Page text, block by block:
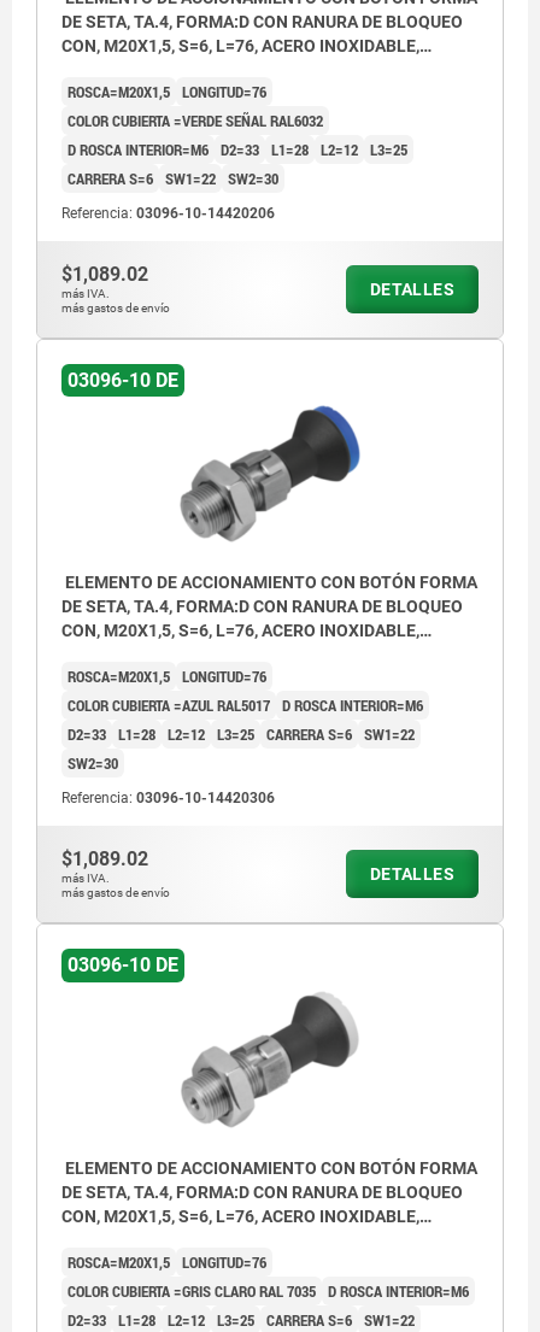
DE SETA, TA.4, FORMA:D CON RANURA DE BLOQUEO
CON, M20X1,5, S=6, L=76, ACERO INOXIDABLE,
CUBIERTA:VERDE RAL6032
ROSCA=M20X1,5 LONGITUD=76
COLOR CUBIERTA =VERDE SEÑAL RAL6032
D ROSCA INTERIOR=M6 D2=33 L1=28 L2=12 L3=25
CARRERA S=6 SW1=22 SW2=30
Referencia: 03096-10-14420206
$1,089.02
más IVA.
más gastos de envío
DETALLES
03096-10 DE
ELEMENTO DE ACCIONAMIENTO CON BOTÓN FORMA
DE SETA, TA.4, FORMA:D CON RANURA DE BLOQUEO
CON, M20X1,5, S=6, L=76, ACERO INOXIDABLE,
CUBIERTA:AZUL RAL5017
ROSCA=M20X1,5 LONGITUD=76
COLOR CUBIERTA =AZUL RAL5017 D ROSCA INTERIOR=M6
D2=33 L1=28 L2=12 L3=25 CARRERA S=6 SW1=22
SW2=30
Referencia: 03096-10-14420306
$1,089.02
más IVA.
más gastos de envío
DETALLES
03096-10 DE
ELEMENTO DE ACCIONAMIENTO CON BOTÓN FORMA
DE SETA, TA.4, FORMA:D CON RANURA DE BLOQUEO
CON, M20X1,5, S=6, L=76, ACERO INOXIDABLE,
CUBIERTA:GRIS RAL7035
ROSCA=M20X1,5 LONGITUD=76
COLOR CUBIERTA =GRIS CLARO RAL 7035 D ROSCA INTERIOR=M6
D2=33 L1=28 L2=12 L3=25 CARRERA S=6 SW1=22